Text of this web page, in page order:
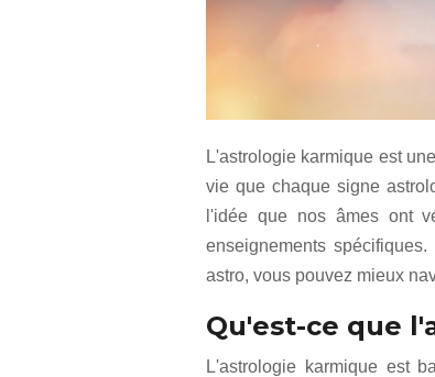
L'astrologie karmique est
vie que chaque signe
l'idée que nos âmes ont
enseignements
astro, vous pouvez mieux
Qu'est-ce que
L'astrologie karmique est